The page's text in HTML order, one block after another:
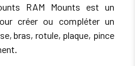
RAM Mounts est un
créer ou compléter un
bras, rotule, plaque, pince